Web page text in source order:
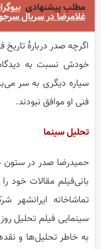
مطلب پیشنهادی
غلامرضا در سریال
اگرچه صدر دربارهٔ تاریخ
خودش نسبت به دیدگاه
سیاره دیگری به سر
فنی او موافق نبودند.
تحلیل سینما
حمیدرضا صدر در
بانی‌فیلم مقالات خود
تماشاخانه
سینمایی فیلم تحلیل
به خاطر تحلیل‌ها و